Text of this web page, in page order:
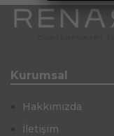
Kurumsal
Hakkımızda
İletişim